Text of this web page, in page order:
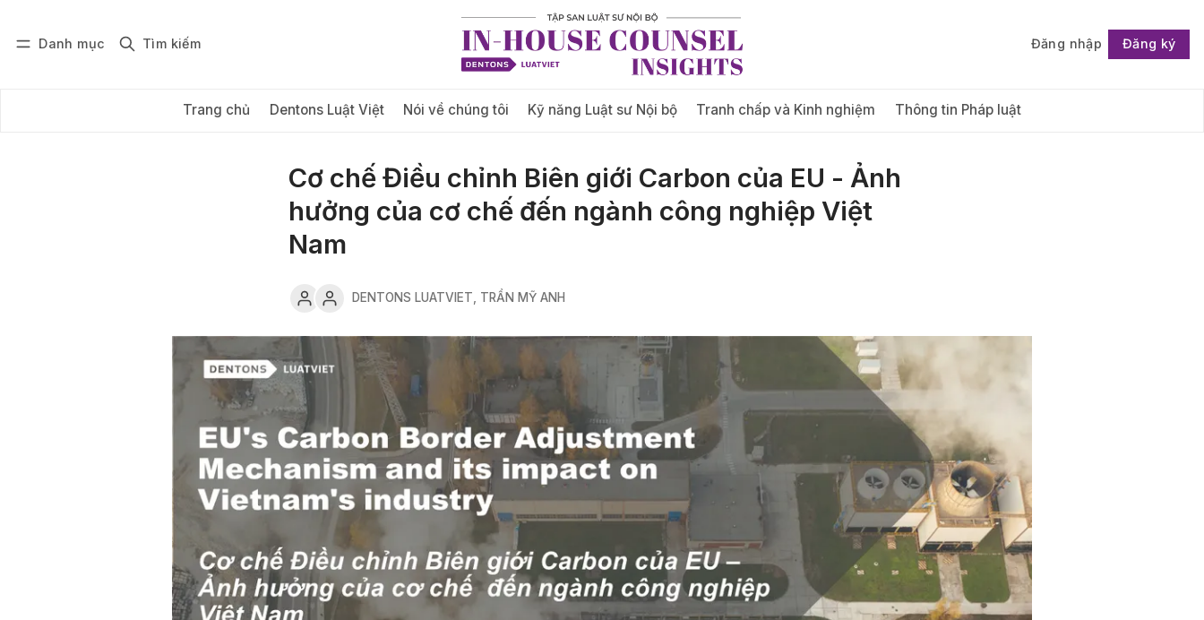
Danh mục Tìm kiếm Đăng nhập Đăng ký
Trang chủ Dentons Luật Việt Nói về chúng tôi Kỹ năng Luật sư Nội bộ Tranh chấp và Kinh nghiệm Thông tin Pháp luật
Đăng nhập Đăng ký Follow
Cơ chế Điều chỉnh Biên giới Carbon của EU - Ảnh
hưởng của cơ chế đến ngành công nghiệp Việt
Nam
DENTONS LUATVIET, TRẦN MỸ ANH